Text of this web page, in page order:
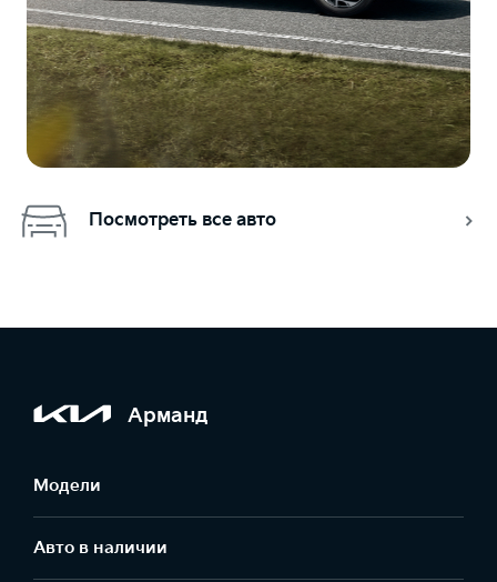
Посмотреть все авто
Арманд
Модели
Авто в наличии